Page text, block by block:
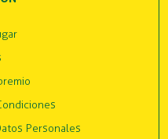
Personales